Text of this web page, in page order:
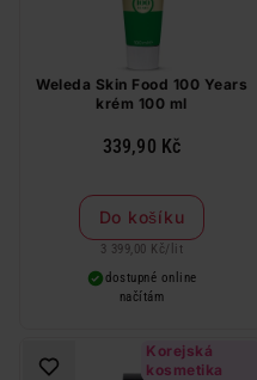
Weleda Skin Food 100 Years
krém 100 ml
339,90 Kč
Do košíku
3 399,00 Kč/ lit
dostupné online
načítám
Korejská
kosmetika